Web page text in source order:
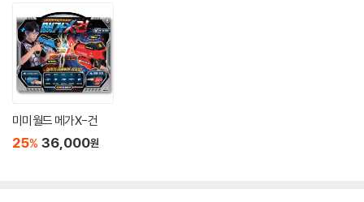
미미월드 메가X-건
25% 36,000원